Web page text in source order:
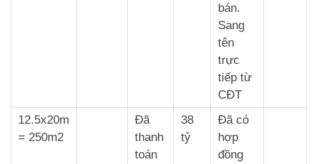
bán.
Sang
tên
trực
tiếp từ
CĐT
12.5x20m
= 250m2
Đã
thanh
toán
38
tỷ
Đã có
hợp
đồng